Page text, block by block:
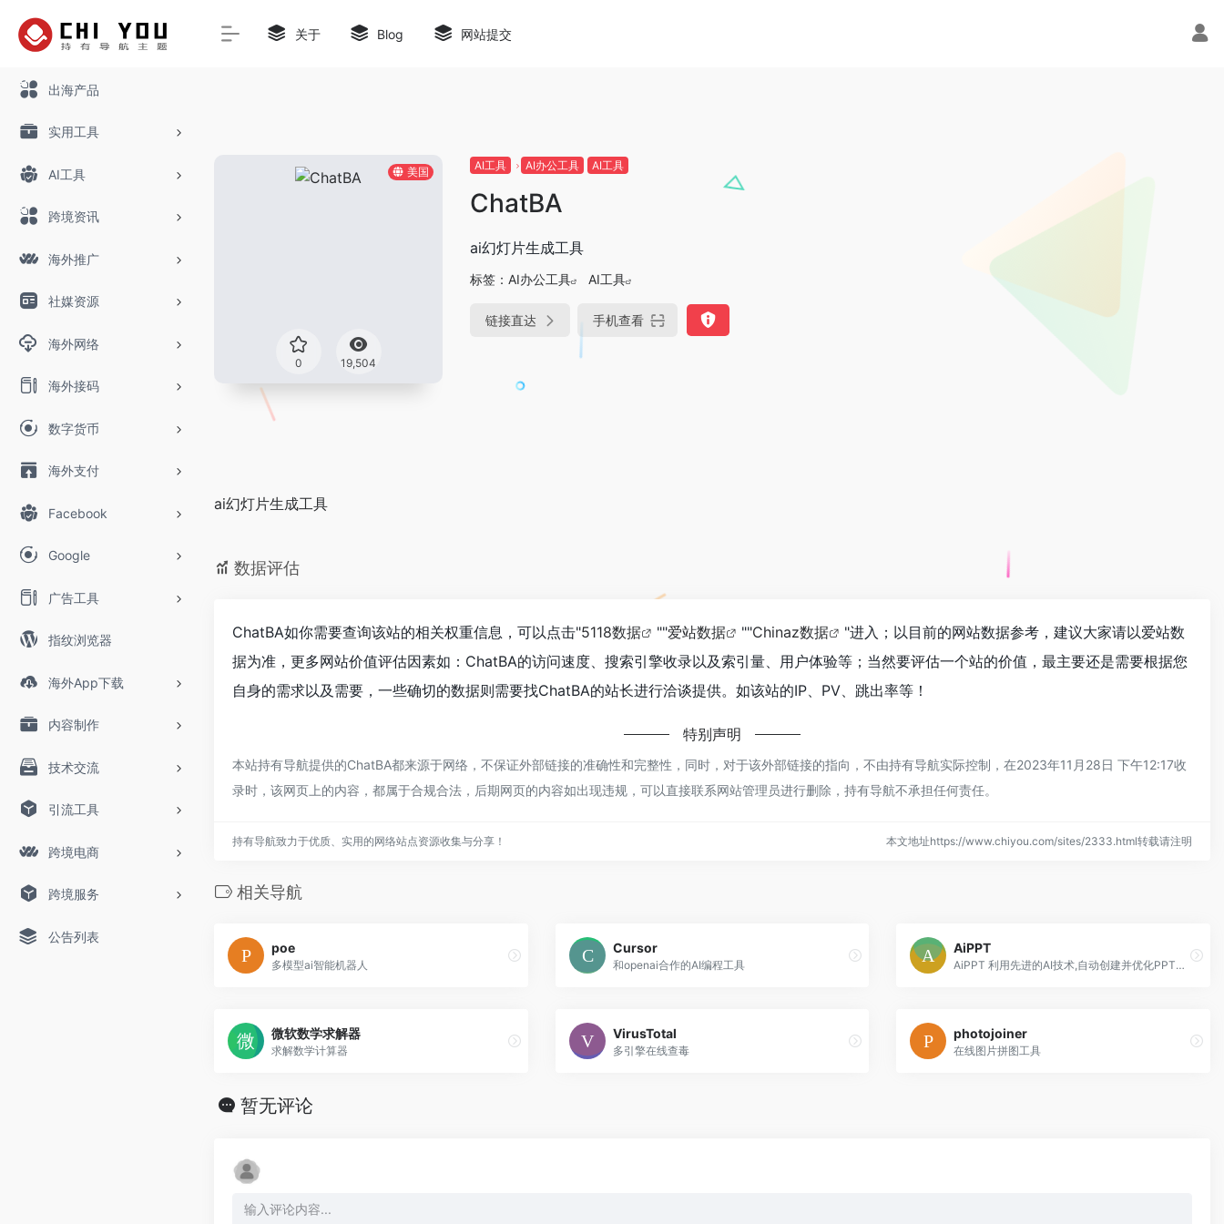
出海产品
实用工具
AI工具
跨境资讯
海外推广
社媒资源
海外网络
海外接码
数字货币
海外支付
Facebook
Google
广告工具
指纹浏览器
海外App下载
内容制作
技术交流
引流工具
跨境电商
跨境服务
公告列表
关于 Blog 网站提交
美国
0 19,504
AI工具 AI办公工具 AI工具
ChatBA
ai幻灯片生成工具
标签： AI办公工具 AI工具
链接直达 手机查看
ai幻灯片生成工具
数据评估
ChatBA如你需要查询该站的相关权重信息，可以点击"5118数据 ""爱站数据 ""Chinaz数据
"进入；以目前的网站数据参考，建议大家请以爱站数
据为准，更多网站价值评估因素如：ChatBA的访问速度、搜索引擎收录以及索引量、用户体验等；当然要评估一个站的价值，最主要还是需要根据您
自身的需求以及需要，一些确切的数据则需要找ChatBA的站长进行洽谈提供。如该站的IP、PV、跳出率等！
特别声明
本站持有导航提供的ChatBA都来源于网络，不保证外部链接的准确性和完整性，同时，对于该外部链接的指向，不由持有导航实际控制，在2023年11月28日 下午12:17收
录时，该网页上的内容，都属于合规合法，后期网页的内容如出现违规，可以直接联系网站管理员进行删除，持有导航不承担任何责任。
持有导航致力于优质、实用的网络站点资源收集与分享！ 本文地址https://www.chiyou.com/sites/2333.html转载请注明
相关导航
poe
多模型ai智能机器人
Cursor
和openai合作的AI编程工具
AiPPT
AiPPT 利用先进的AI技术,自动创建并优化PPT模版。AiPPT 的 AI 能为您生成适合的,高质量且独特的 PPT 模版。让你的演示更加专业和吸引人,做 PPT 就用 AiPPT
微软数学求解器
求解数学计算器
VirusTotal
多引擎在线查毒
photojoiner
在线图片拼图工具
暂无评论